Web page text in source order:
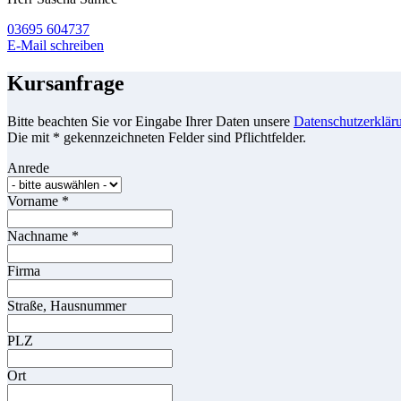
03695 604737
E-Mail schreiben
Kursanfrage
Bitte beachten Sie vor Eingabe Ihrer Daten unsere
Die mit * gekennzeichneten Felder sind Pflichtfelder.
Anrede
Vorname *
Nachname *
Firma
Straße, Hausnummer
PLZ
Ort